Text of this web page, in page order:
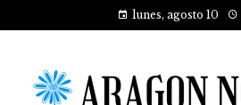
lunes, agosto 10